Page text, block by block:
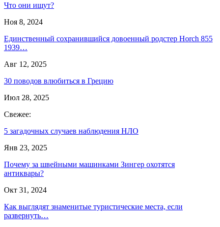
Что они ищут?
Ноя 8, 2024
Единственный сохранившийся довоенный родстер Horch 855
1939…
Авг 12, 2025
30 поводов влюбиться в Грецию
Июл 28, 2025
Свежее:
5 загадочных случаев наблюдения НЛО
Янв 23, 2025
Почему за швейными машинками Зингер охотятся
антиквары?
Окт 31, 2024
Как выглядят знаменитые туристические места, если
развернуть…